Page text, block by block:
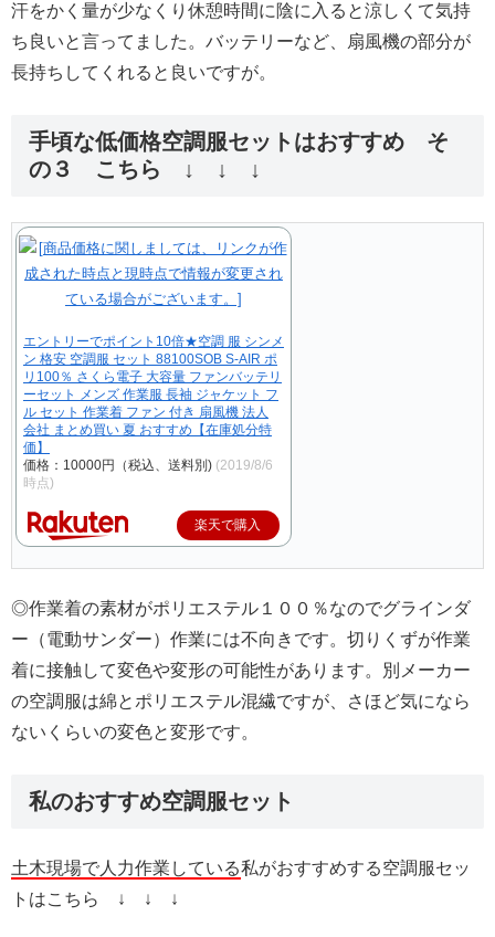
汗をかく量が少なくり休憩時間に陰に入ると涼しくて気持
ち良いと言ってました。バッテリーなど、扇風機の部分が
長持ちしてくれると良いですが。
手頃な低価格空調服セットはおすすめ そ
の３ こちら ↓ ↓ ↓
エントリーでポイント10倍★空調 服 シンメ
ン 格安 空調服 セット 88100SOB S-AIR ポ
リ100％ さくら電子 大容量 ファンバッテリ
ーセット メンズ 作業服 長袖 ジャケット フ
ル セット 作業着 ファン 付き 扇風機 法人
会社 まとめ買い 夏 おすすめ【在庫処分特
価】
価格：10000円（税込、送料別) (2019/8/6
時点)
楽天で購入
◎作業着の素材がポリエステル１００％なのでグラインダ
ー（電動サンダー）作業には不向きです。切りくずが作業
着に接触して変色や変形の可能性があります。別メーカー
の空調服は綿とポリエステル混繊ですが、さほど気になら
ないくらいの変色と変形です。
私のおすすめ空調服セット
土木現場で人力作業している私がおすすめする空調服セッ
トはこちら ↓ ↓ ↓